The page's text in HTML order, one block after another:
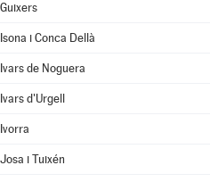
Guixers
Isona i Conca Dellà
Ivars de Noguera
Ivars d'Urgell
Ivorra
Josa i Tuixén